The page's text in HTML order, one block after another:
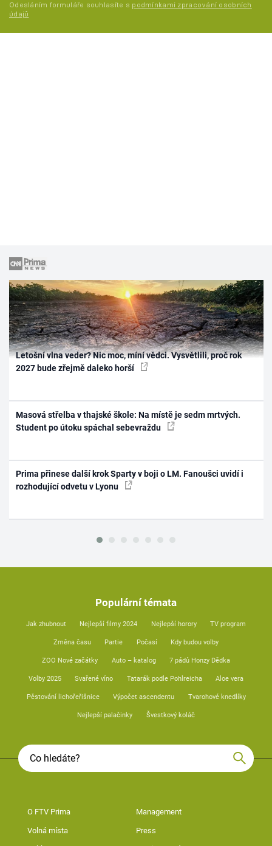
Odesláním formuláře souhlasíte s podmínkami zpracování osobních
údajů
Letošní vlna veder? Nic moc, míní vědci. Vysvětlili, proč rok
2027 bude zřejmě daleko horší
Masová střelba v thajské škole: Na místě je sedm mrtvých.
Student po útoku spáchal sebevraždu
Prima přinese další krok Sparty v boji o LM. Fanoušci uvidí i
rozhodující odvetu v Lyonu
Populární témata
Jak zhubnout Nejlepší filmy 2024 Nejlepší horory TV program
Změna času Partie Počasí Kdy budou volby
ZOO Nové začátky Auto – katalog 7 pádů Honzy Dědka
Volby 2025 Svařené víno Tatarák podle Pohlreicha Aloe vera
Pěstování lichořeřišnice Výpočet ascendentu Tvarohové knedlíky
Nejlepší palačinky Švestkový koláč
O FTV Prima Management
Volná místa Press